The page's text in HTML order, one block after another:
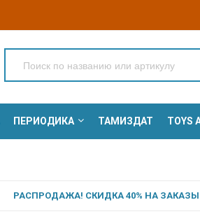
ПЕРИОДИКА ТАМИЗДАТ TOYS
РАСПРОДАЖА! СКИДКА 40% НА ЗАКАЗЫ